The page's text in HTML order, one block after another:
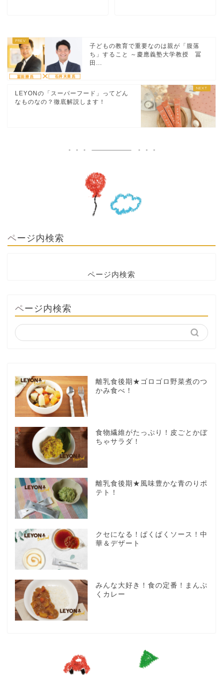
子どもの教育で重要なのは親が「腹落
ち」すること ～慶應義塾大学教授 冨
田...
LEYONの「スーパーフード」ってどん
なものなの？徹底解説します！
ページ内検索
ページ内検索
ページ内検索
離乳食後期★ゴロゴロ野菜煮のつ
かみ食べ！
食物繊維がたっぷり！皮ごとかぼ
ちゃサラダ！
離乳食後期★風味豊かな青のりポ
テト！
クセになる！ぱくぱくソース！中
華＆デザート
みんな大好き！食の定番！まんぷ
くカレー